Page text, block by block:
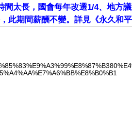
太長，國會每年改選1/4、地方
此期間薪酬不變。詳見《永久和